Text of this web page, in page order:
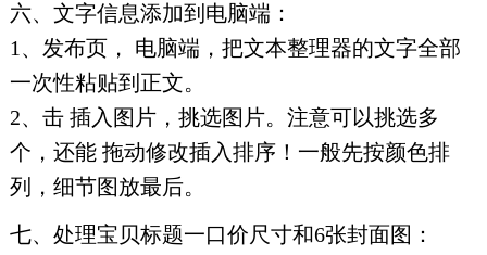
六、文字信息添加到电脑端：
1、发布页， 电脑端，把文本整理器的文字全部
一次性粘贴到正文。
2、击 插入图片，挑选图片。注意可以挑选多
个，还能 拖动修改插入排序！一般先按颜色排
列，细节图放最后。
七、处理宝贝标题一口价尺寸和6张封面图：